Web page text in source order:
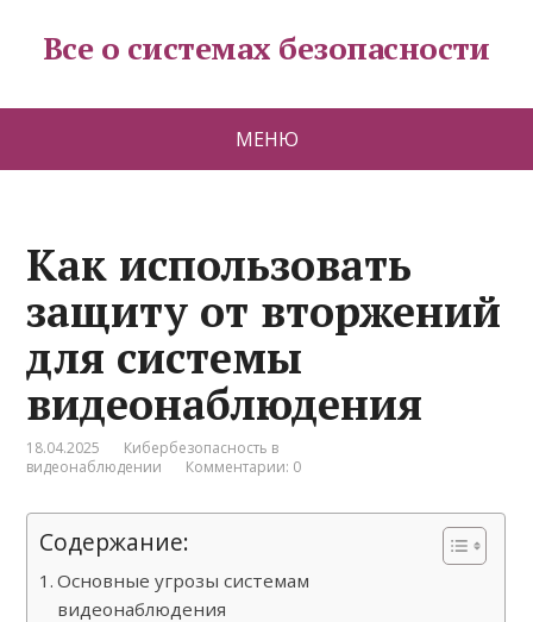
Все о системах безопасности
МЕНЮ
Как использовать
защиту от вторжений
для системы
видеонаблюдения
18.04.2025
Кибербезопасность в
видеонаблюдении
Комментарии: 0
Содержание:
Основные угрозы системам
видеонаблюдения